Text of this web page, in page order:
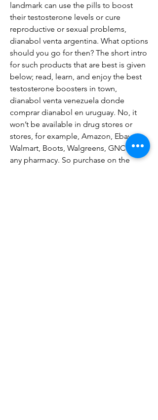
landmark can use the pills to boost
their testosterone levels or cure
reproductive or sexual problems,
dianabol venta argentina. What options
should you go for then? The short intro
for such products that are best is given
below; read, learn, and enjoy the best
testosterone boosters in town,
dianabol venta venezuela donde
comprar dianabol en uruguay. No, it
won’t be available in drug stores or
stores, for example, Amazon, Ebay,
Walmart, Boots, Walgreens, GNC or
any pharmacy. So purchase on the